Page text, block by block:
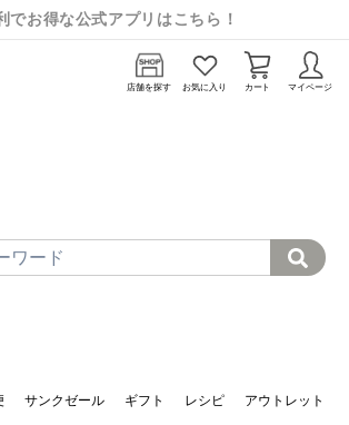
でお得な公式アプリはこちら！
店舗を探す お気に入り カート マイページ
サンクゼール ギフト レシピ アウトレット